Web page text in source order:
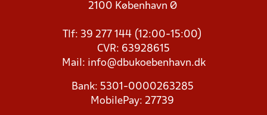
2100 København Ø
Tlf: 39 277 144 (12:00-15:00)
CVR: 63928615
Mail: info@dbukoebenhavn.dk
Bank: 5301-0000263285
MobilePay: 27739